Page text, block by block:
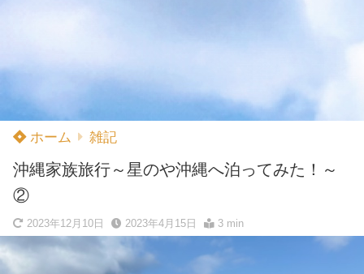
ホーム 雑記
沖縄家族旅行～星のや沖縄へ泊ってみた！～
②
2023年12月10日 2023年4月15日 3 min